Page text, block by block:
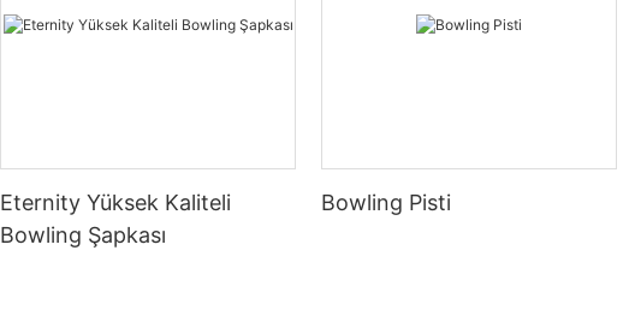
Eternity Yüksek Kaliteli
Bowling Şapkası
Bowling Pisti